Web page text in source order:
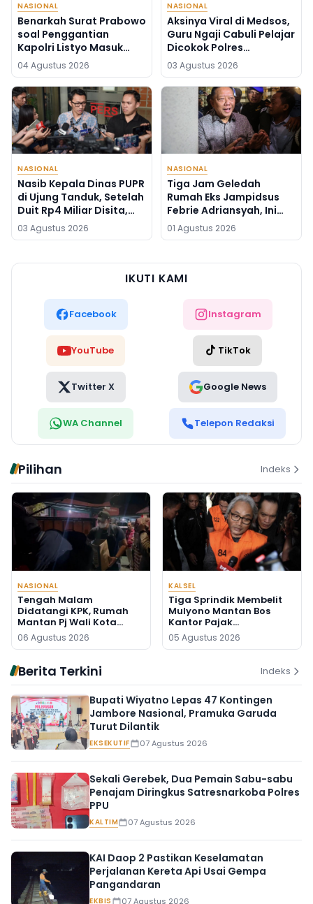
NASIONAL
Benarkah Surat Prabowo
soal Penggantian
Kapolri Listyo Masuk
DPR? Legislator Ini Buka
Suara
04 Agustus 2026
NASIONAL
Aksinya Viral di Medsos,
Guru Ngaji Cabuli Pelajar
Dicokok Polres
Sukabumi di Banten
03 Agustus 2026
NASIONAL
Nasib Kepala Dinas PUPR
di Ujung Tanduk, Setelah
Duit Rp4 Miliar Disita,
Kini Diperiksa KPK
03 Agustus 2026
NASIONAL
Tiga Jam Geledah
Rumah Eks Jampidsus
Febrie Adriansyah, Ini
yang Dibawa Penyidik
Kejagung
01 Agustus 2026
IKUTI KAMI
Facebook Instagram
YouTube TikTok
Twitter X Google News
WA Channel Telepon Redaksi
Pilihan Indeks
NASIONAL
Tengah Malam
Didatangi KPK, Rumah
Mantan Pj Wali Kota
Digeledah, Empat Koper
Dibawa
06 Agustus 2026
KALSEL
Tiga Sprindik Membelit
Mulyono Mantan Bos
Kantor Pajak
Banjarmasin
05 Agustus 2026
Berita Terkini Indeks
Bupati Wiyatno Lepas 47 Kontingen
Jambore Nasional, Pramuka Garuda
Turut Dilantik
EKSEKUTIF 07 Agustus 2026
Sekali Gerebek, Dua Pemain Sabu-sabu
Penajam Diringkus Satresnarkoba Polres
PPU
KALTIM 07 Agustus 2026
KAI Daop 2 Pastikan Keselamatan
Perjalanan Kereta Api Usai Gempa
Pangandaran
EKBIS 07 Agustus 2026